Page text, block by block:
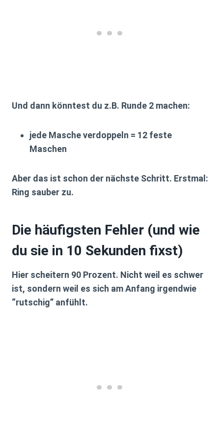
Und dann könntest du z.B. Runde 2 machen:
jede Masche verdoppeln = 12 feste
Maschen
Aber das ist schon der nächste Schritt. Erstmal:
Ring sauber zu.
Die häufigsten Fehler (und wie
du sie in 10 Sekunden fixst)
Hier scheitern 90 Prozent. Nicht weil es schwer
ist, sondern weil es sich am Anfang irgendwie
“rutschig” anfühlt.